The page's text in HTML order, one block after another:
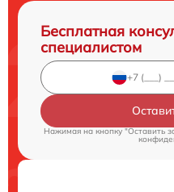
Бесплатная
специалистом
Нажимая на кнопку "Оставить